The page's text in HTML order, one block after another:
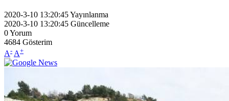
2020-3-10 13:20:45Yayınlanma
2020-3-10 13:20:45 Güncelleme
0Yorum
4684 Gösterim
A- A+